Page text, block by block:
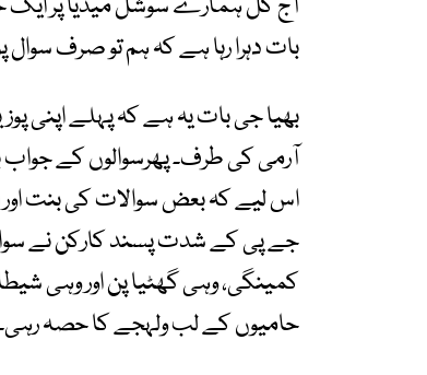
آج کل ہمارے سوشل میڈیا پر
بات دہرا رہا ہے کہ ہم تو صرف سوال
بھیا جی بات یہ ہے کہ پہلے اپنی
آرمی کی طرف۔ پھرسوالوں کے جواب
اس لیے کہ بعض سوالات کی بنت اور
جے پی کے شدت پسند کارکن نے
کمینگی، وہی گھٹیا پن اور وہی
حامیوں کے لب ولہجے کا حصہ